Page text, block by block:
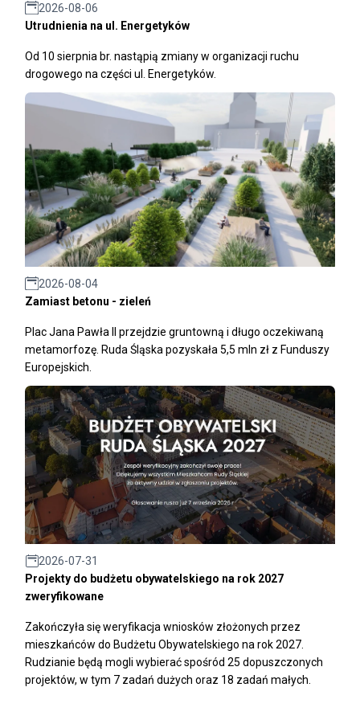
2026-08-06
Utrudnienia na ul. Energetyków
Od 10 sierpnia br. nastąpią zmiany w organizacji ruchu
drogowego na części ul. Energetyków.
2026-08-04
Zamiast betonu - zieleń
Plac Jana Pawła II przejdzie gruntowną i długo oczekiwaną
metamorfozę. Ruda Śląska pozyskała 5,5 mln zł z Funduszy
Europejskich.
2026-07-31
Projekty do budżetu obywatelskiego na rok 2027
zweryfikowane
Zakończyła się weryfikacja wniosków złożonych przez
mieszkańców do Budżetu Obywatelskiego na rok 2027.
Rudzianie będą mogli wybierać spośród 25 dopuszczonych
projektów, w tym 7 zadań dużych oraz 18 zadań małych.